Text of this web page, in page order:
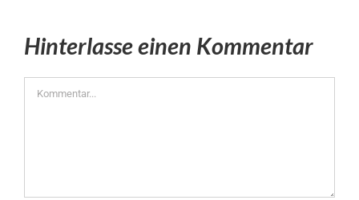
Hinterlasse einen Kommentar